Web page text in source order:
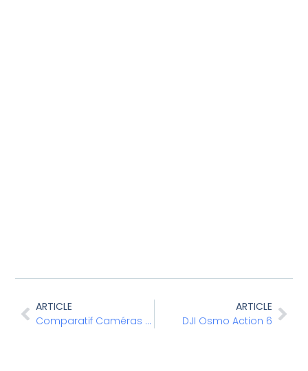
ARTICLE
Comparatif Caméras DJI MINI
ARTICLE
DJI Osmo Action 6